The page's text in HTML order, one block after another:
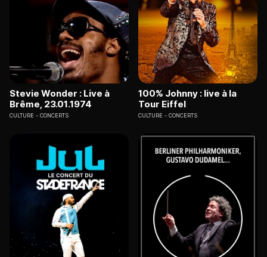
Stevie Wonder : Live à
Brême, 23.01.1974
CULTURE CONCERTS
100% Johnny : live à la
Tour Eiffel
CULTURE CONCERTS